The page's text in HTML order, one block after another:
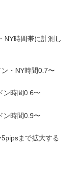
NY時間帯に計測し
・NY時間0.7〜
ン時間0.6〜
ン時間0.9〜
まで拡大する